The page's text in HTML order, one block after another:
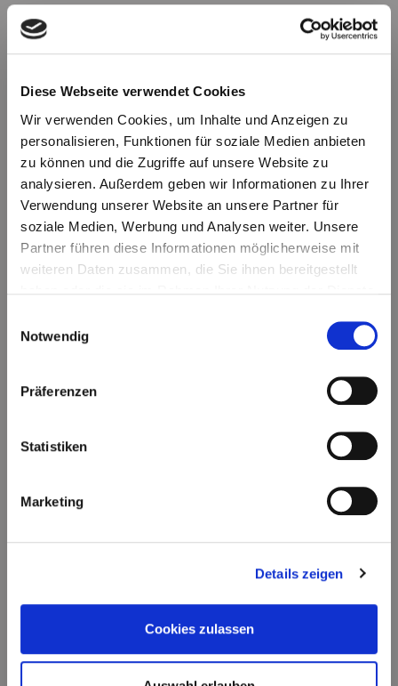
Diese Webseite verwendet Cookies
Wir verwenden Cookies, um Inhalte und Anzeigen zu
personalisieren, Funktionen für soziale Medien anbieten
zu können und die Zugriffe auf unsere Website zu
analysieren. Außerdem geben wir Informationen zu Ihrer
Verwendung unserer Website an unsere Partner für
soziale Medien, Werbung und Analysen weiter. Unsere
Partner führen diese Informationen möglicherweise mit
weiteren Daten zusammen, die Sie ihnen bereitgestellt
Notwendig
Präferenzen
Statistiken
Marketing
Details zeigen
Cookies zulassen
Veränderungskommunikation
Beratung in Leitbild- und